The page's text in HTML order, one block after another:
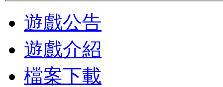
遊戲公告
遊戲介紹
檔案下載